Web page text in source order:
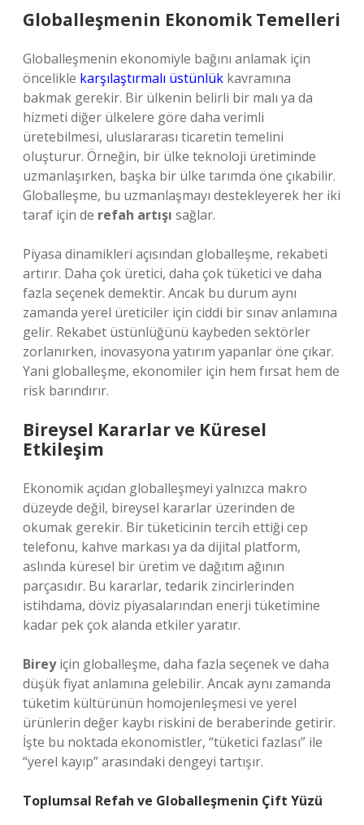
Globalleşmenin Ekonomik Temelleri
Globalleşmenin ekonomiyle bağını anlamak için
öncelikle karşılaştırmalı üstünlük kavramına
bakmak gerekir. Bir ülkenin belirli bir malı ya da
hizmeti diğer ülkelere göre daha verimli
üretebilmesi, uluslararası ticaretin temelini
oluşturur. Örneğin, bir ülke teknoloji üretiminde
uzmanlaşırken, başka bir ülke tarımda öne çıkabilir.
Globalleşme, bu uzmanlaşmayı destekleyerek her iki
taraf için de refah artışı sağlar.
Piyasa dinamikleri açısından globalleşme, rekabeti
artırır. Daha çok üretici, daha çok tüketici ve daha
fazla seçenek demektir. Ancak bu durum aynı
zamanda yerel üreticiler için ciddi bir sınav anlamına
gelir. Rekabet üstünlüğünü kaybeden sektörler
zorlanırken, inovasyona yatırım yapanlar öne çıkar.
Yani globalleşme, ekonomiler için hem fırsat hem de
risk barındırır.
Bireysel Kararlar ve Küresel
Etkileşim
Ekonomik açıdan globalleşmeyi yalnızca makro
düzeyde değil, bireysel kararlar üzerinden de
okumak gerekir. Bir tüketicinin tercih ettiği cep
telefonu, kahve markası ya da dijital platform,
aslında küresel bir üretim ve dağıtım ağının
parçasıdır. Bu kararlar, tedarik zincirlerinden
istihdama, döviz piyasalarından enerji tüketimine
kadar pek çok alanda etkiler yaratır.
Bireyiçin globalleşme, daha fazla seçenek ve daha
düşük fiyat anlamına gelebilir. Ancak aynı zamanda
tüketim kültürünün homojenleşmesi ve yerel
ürünlerin değer kaybı riskini de beraberinde getirir.
İşte bu noktada ekonomistler, “tüketici fazlası” ile
“yerel kayıp” arasındaki dengeyi tartışır.
Toplumsal Refah ve Globalleşmenin Çift Yüzü